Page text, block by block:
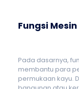
Fungsi
Pada dasarnya,
membantu para
permukaan kayu.